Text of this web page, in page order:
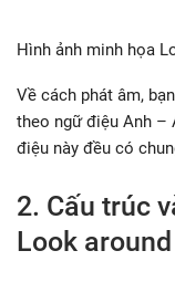
Hình ảnh minh họa
Về cách phát âm,
theo ngữ điệu Anh –
điệu này đều có
2. Cấu trúc
Look around